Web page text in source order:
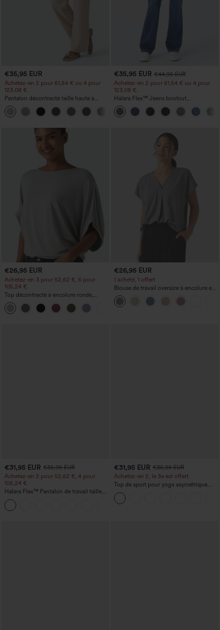
€35,95 EUR
Achetez-en 2 pour 61,54 € ou 4 pour
123,08 €.
Pantalon décontracté taille haute à
jambe droite, effet lin, avec poches
+5
€35,95 EUR €44,95 EUR
Achetez-en 2 pour 61,54 € ou 4 pour
123,08 €.
Halara Flex™ Jeans bootcut
décontractés taille haute, effet délavé,
avec poches
€26,95 EUR
Achetez-en 3 pour 52,62 €, 6 pour
105,24 €
Top décontracté à encolure ronde,
manches chauve-souris et coupe ample
€26,95 EUR
1 acheté, 1 offert
Blouse de travail oversize à encolure en
V, manches courtes, en tissu
anti‑froissage
€31,95 EUR €35,95 EUR
Achetez-en 2 pour 52,62 €, 4 pour
105,24 €
Halara Flex™ Pantalon de travail taille
haute sculptant la silhouette, gainant la
taille, avec poches, jambe large en
micro-gaufre
€31,95 EUR €35,95 EUR
Achetez-en 2, le 3e est offert
Top de sport pour yoga asymétrique
(une épaule) à manches longues avec
ouverture pour le pouce, ourlet arrondi
haut-bas, séchage rapide, soutien-gorge